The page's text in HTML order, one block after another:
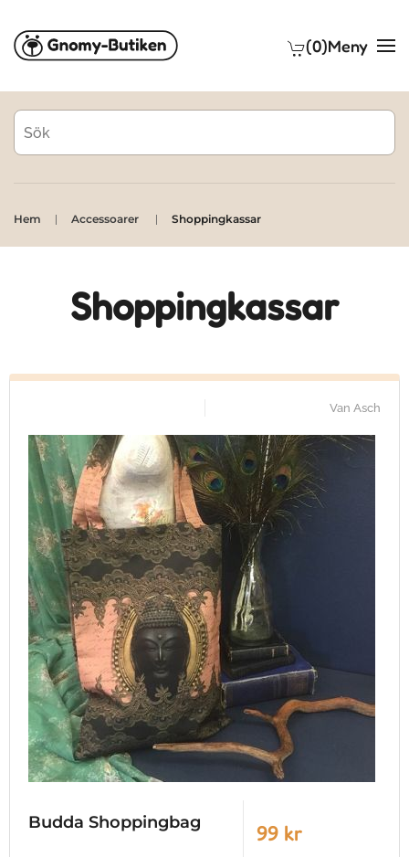
Skip to main content (0)Meny
Hem Accessoarer Shoppingkassar
Shoppingkassar
Van Asch
Budda Shoppingbag 99 kr